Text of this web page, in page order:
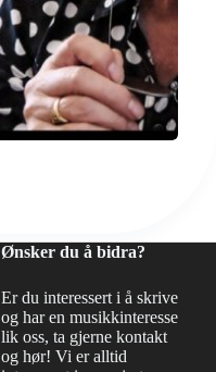
Ønsker du å bidra?
Er du interessert i å skrive
og har en musikkinteresse
lik oss, ta gjerne kontakt
og hør! Vi er alltid